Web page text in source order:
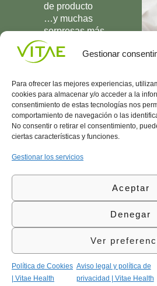
Gestionar
Para ofrecer las mejores experiencias,
cookies para almacenar y/o acceder a la
consentimiento de estas tecnologías nos
comportamiento de navegación o las
No consentir o retirar el consentimiento,
ciertas características y funciones.
Gestionar los servicios
Aceptar
Denegar
Ver
Política de Cookies
| Vitae Health
Aviso legal y política de
privacidad | Vitae Health
de producto
…y muchas
sorpresas más
UNIRME
Conocenos
Vitae
internaciona
l
Área
Política
de
Política
de
Calidad
©Vitae Health Innovation S.L.